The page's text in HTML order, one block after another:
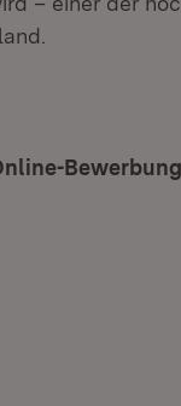
Bewerbung